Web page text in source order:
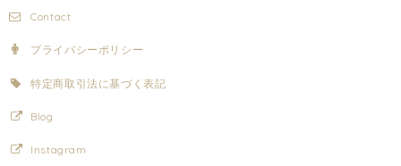
Contact
プライバシーポリシー
特定商取引法に基づく表記
Blog
Instagram